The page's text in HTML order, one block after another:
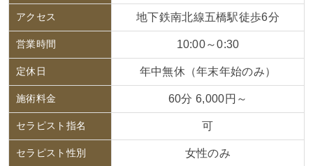
アクセス 地下鉄南北線五橋駅徒歩6分
営業時間 10:00～0:30
定休日 年中無休（年末年始のみ）
施術料金 60分 6,000円～
セラピスト指名 可
セラピスト性別 女性のみ